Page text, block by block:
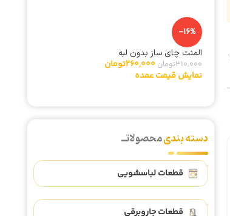
-16%
المنت چای ساز بدون لبه
310,000تومان 260,000تومان
نمایش قیمت عمده
دسته بندیمحصولاتــ
قطعات لباسشویی
قطعات جاروبرقی